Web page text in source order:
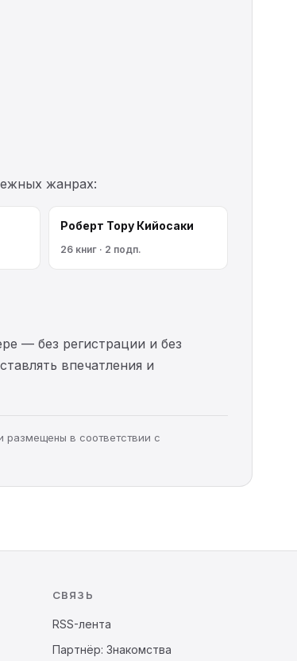
жанрах:
Роберт Тору Кийосаки
26 книг · 2 подп.
— без регистрации и без
впечатления и
размещены в соответствии с
СВЯЗЬ
RSS-лента
Партнёр: Знакомства